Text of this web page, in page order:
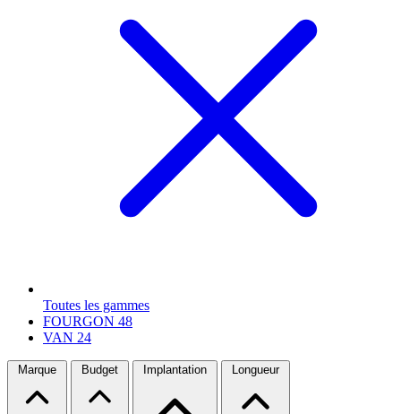
Toutes les gammes
FOURGON 48
VAN 24
Marque Budget Implantation Longueur